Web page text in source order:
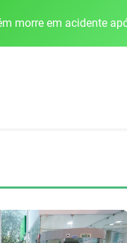
morre em acidente